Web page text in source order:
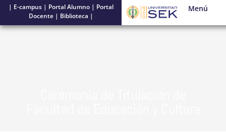
| E-campus| Portal Alumno| Portal
Docente| Biblioteca |
Menú